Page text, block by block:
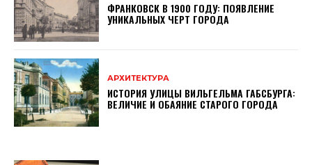
ФРАНКОВСК В 1900 ГОДУ: ПОЯВЛЕНИЕ
УНИКАЛЬНЫХ ЧЕРТ ГОРОДА
АРХИТЕКТУРА
ИСТОРИЯ УЛИЦЫ ВИЛЬГЕЛЬМА ГАБСБУРГА:
ВЕЛИЧИЕ И ОБАЯНИЕ СТАРОГО ГОРОДА